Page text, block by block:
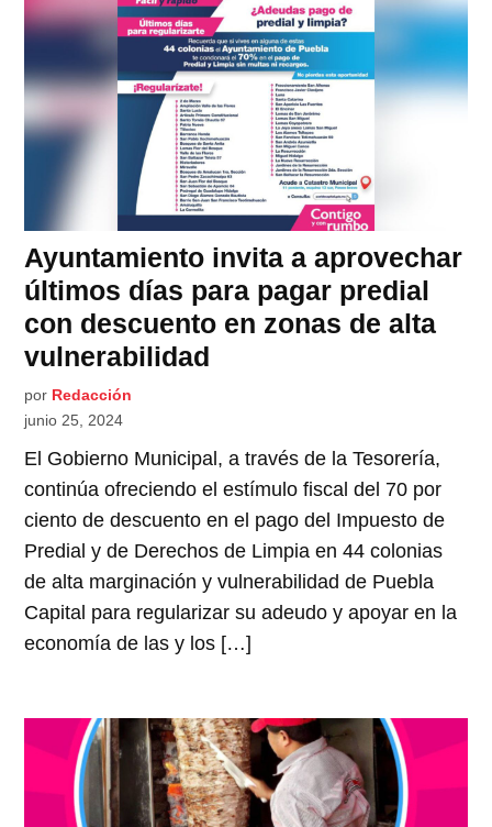
Ayuntamiento invita a aprovechar
últimos días para pagar predial
con descuento en zonas de alta
vulnerabilidad
por Redacción
junio 25, 2024
El Gobierno Municipal, a través de la Tesorería,
continúa ofreciendo el estímulo fiscal del 70 por
ciento de descuento en el pago del Impuesto de
Predial y de Derechos de Limpia en 44 colonias
de alta marginación y vulnerabilidad de Puebla
Capital para regularizar su adeudo y apoyar en la
economía de las y los […]